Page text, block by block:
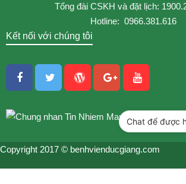
Tổng đài CSKH và đặt lịch:
Hotline: 0966.381.616
Kết nối với chúng tôi
Copyright 2017 © benhvienducgiang.com